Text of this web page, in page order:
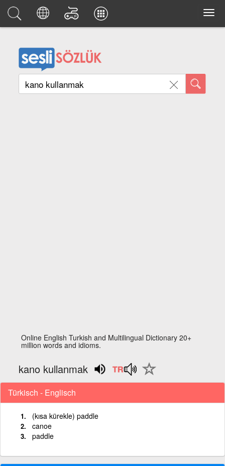
Online English Turkish and Multilingual Dictionary 20+
million words and idioms.
kano kullanmak
Türkisch - Englisch
(kısa kürekle) paddle
canoe
paddle